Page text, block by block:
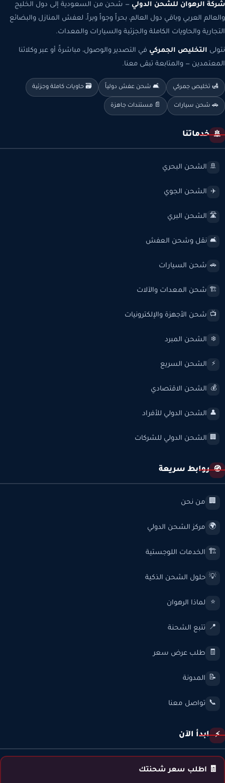
شركة الرهوان للشحن الدولي — شحن من السعودية إلى دول الخليج
والعالم العربي وباقي دول العالم، بحراً وجواً وبراً، لعفش المنازل والبضائع
التجارية والحاويات الكاملة والجزئية والسيارات والمعدات.
نتولى التخليص الجمركي في التصدير والوصول، مباشرةً أو عبر وكلائنا
المعتمدين — والمتابعة تبقى معنا.
🛃 تخليص جمركي 🛋️ شحن عفش دولياً 🗃️ حاويات كاملة وجزئية
🚗 شحن سيارات 📄 مستندات جاهزة
🚢 خدماتنا
🚢 الشحن البحري
✈️ الشحن الجوي
🛣️ الشحن البري
🛋️ نقل وشحن العفش
🚗 شحن السيارات
🏗️ شحن المعدات والآلات
📺 شحن الأجهزة والإلكترونيات
❄️ الشحن المبرد
⚡ الشحن السريع
💰 الشحن الاقتصادي
👤 الشحن الدولي للأفراد
🏢 الشحن الدولي للشركات
🧭 روابط سريعة
🏢 من نحن
🌍 مركز الشحن الدولي
🏗️ الخدمات اللوجستية
💡 حلول الشحن الذكية
⭐ لماذا الرهوان
📍 تتبع الشحنة
🧾 طلب عرض سعر
📝 المدونة
📞 تواصل معنا
⚡ ابدأ الآن
🧾 اطلب سعر شحنتك